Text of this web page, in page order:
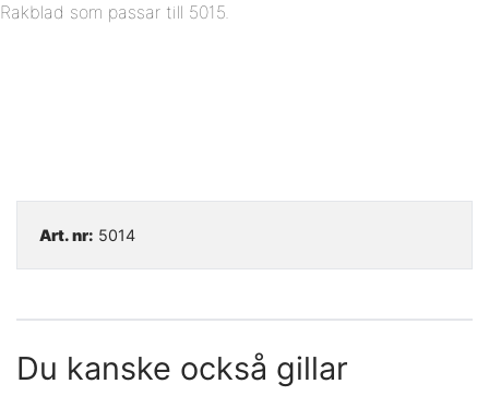
Rakblad som passar till 5015.
Art. nr: 5014
Du kanske också gillar